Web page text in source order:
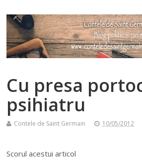
Cu presa
psihiatru
Contele de Saint Germain 10/05/2012
Scorul acestui articol